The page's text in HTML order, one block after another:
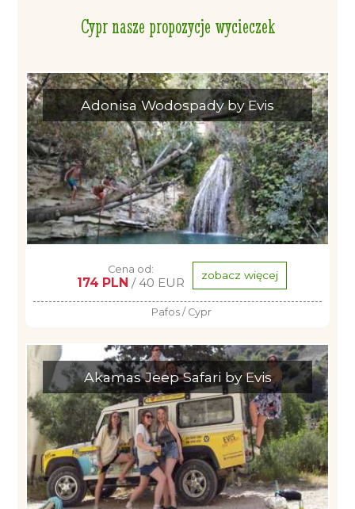
Cypr nasze propozycje wycieczek
Adonisa Wodospady by Evis
Cena od:
174 PLN / 40 EUR zobacz więcej
Pafos / Cypr
Akamas Jeep Safari by Evis